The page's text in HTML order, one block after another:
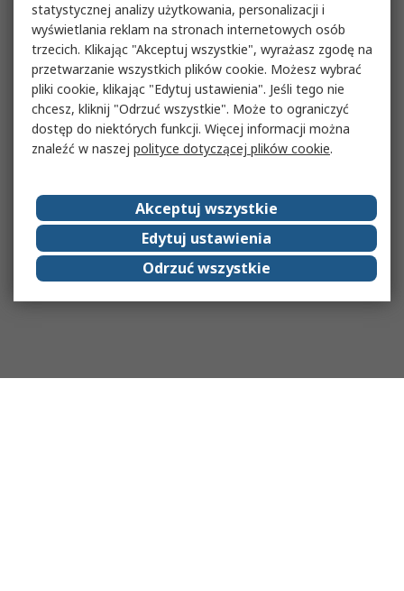
statystycznej analizy użytkowania, personalizacji i
wyświetlania reklam na stronach internetowych osób
trzecich. Klikając "Akceptuj wszystkie", wyrażasz zgodę na
przetwarzanie wszystkich plików cookie. Możesz wybrać
pliki cookie, klikając "Edytuj ustawienia". Jeśli tego nie
chcesz, kliknij "Odrzuć wszystkie". Może to ograniczyć
dostęp do niektórych funkcji. Więcej informacji można
znaleźć w naszej polityce dotyczącej plików cookie.
Akceptuj wszystkie
Edytuj ustawienia
Odrzuć wszystkie